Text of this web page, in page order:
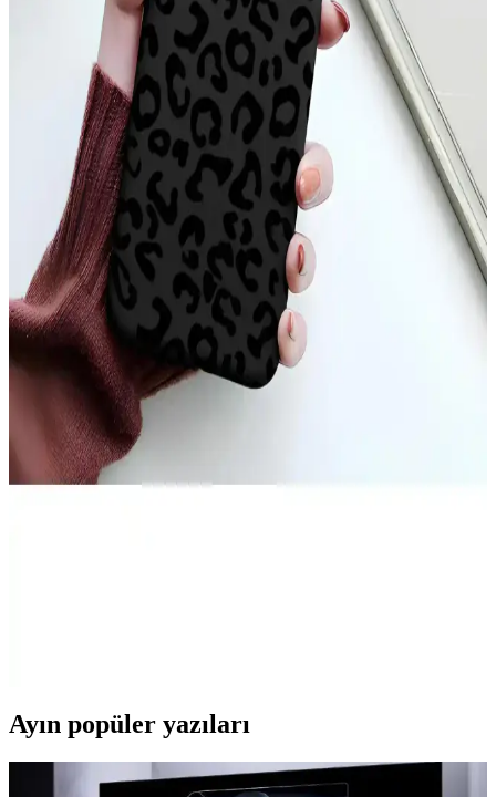
Parlak altın detaylar ve dayanıklı silikon malzeme ile Xiaomi Mi 11
Ultra'nızı şık ve güvenle koruyan kılıf, çeşitli renk seçenekleriyle
tarzınıza uygun alternatifler sunar.
Apple iPhone 11 Pro Max için şık ve dayanıklı TPU
malzemeden koruyucu kılıf
Şeffaf ve renkli tasarımıyla dikkat çeken Case 4U Omega Kapak,
dayanıklı TPU malzemeden üretilmiş olup, telefonunuzu estetik ve
fonksiyonellik açısından üstün seviyede korur.
iPhone 17 Pro Max Arka Yüzeyindeki Çizgilerin
Nedenleri ve Çözüm Yolları
iPhone 17 Pro Max arka yüzeyinde oluşan ince çizgiler, kılıf baskısı,
ısı etkisi ve MagSafe aksesuarları nedeniyle ortaya çıkabilir.
Temizlik ve doğru kılıf seçimi çizgilerin önlenmesinde önemlidir.
iPhone 11 Sarı Kılıf Seçenekleri ve Özellikleri:
Estetik ve Koruma Avantajları
iPhone 11 sarı kılıf seçenekleri, estetik ve koruma özellikleriyle öne
çıkar. Silikon, TPU ve deri modelleri, şık tasarım ve dayanıklılık
Ayın popüler yazıları